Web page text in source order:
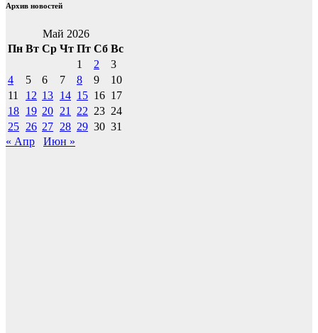
Архив новостей
Май 2026
Пн Вт Ср Чт Пт Сб Вс
1
2
3
4
5 6 7 8 9
10
11
12 13 14 15 16 17
18 19 20 21 22 23 24
25 26 27 28 29 30 31
« Апр
Июн »